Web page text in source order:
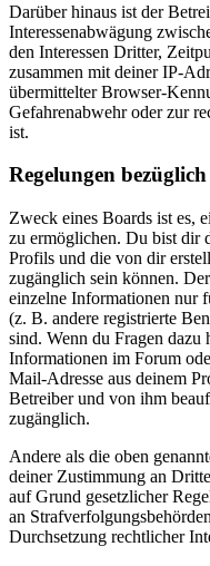
Darüber hinaus ist der
Interessenabwägung
den Interessen Dritter,
zusammen mit deiner IP-
übermittelter Browser-
Gefahrenabwehr oder zur
ist.
Regelungen
Zweck eines Boards ist es,
zu ermöglichen. Du bist dir
Profils und die von dir
zugänglich sein können.
einzelne Informationen nur
(z. B. andere registrierte
sind. Wenn du Fragen dazu
Informationen im Forum
Mail-Adresse aus deinem
Betreiber und von ihm
zugänglich.
Andere als die oben
deiner Zustimmung an
auf Grund gesetzlicher
an
Durchsetzung rechtlicher